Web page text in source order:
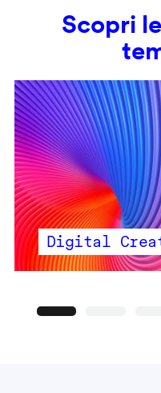
Scopri
Digital